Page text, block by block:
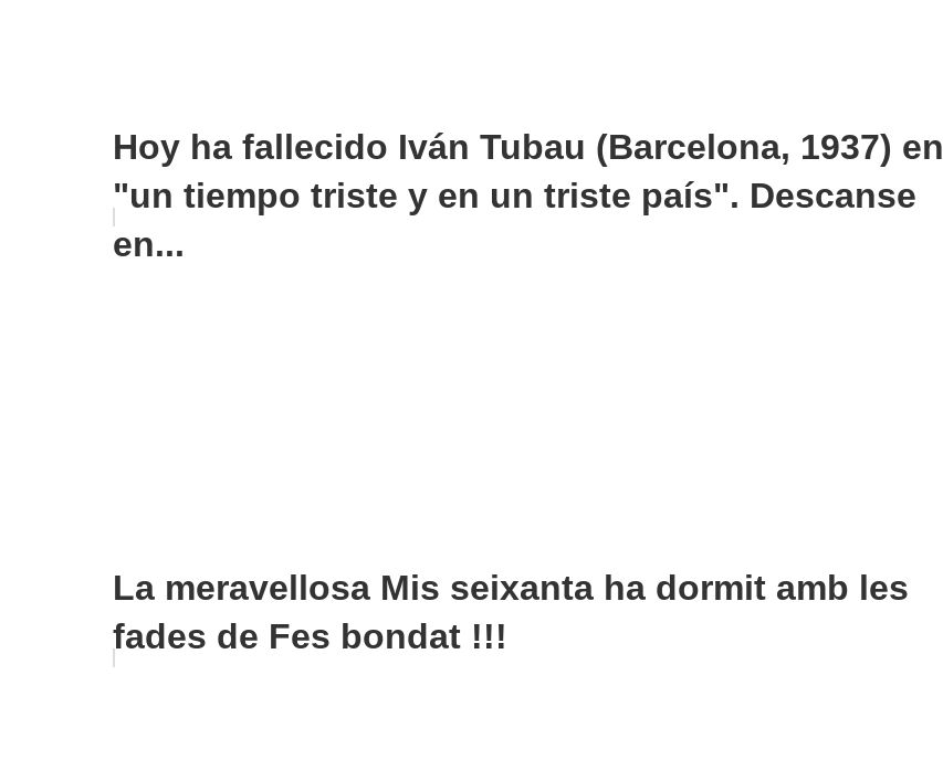
Hoy ha fallecido Iván Tubau (Barcelona, 1937) en
"un tiempo triste y en un triste país". Descanse
en...
La meravellosa Mis seixanta ha dormit amb les
fades de Fes bondat !!!